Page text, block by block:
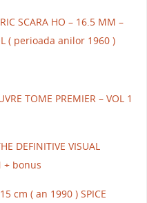
SCARA HO – 16.5 MM –
( perioada anilor 1960 )
TOME PREMIER – VOL 1
DEFINITIVE VISUAL
+ bonus
cm ( an 1990 ) SPICE